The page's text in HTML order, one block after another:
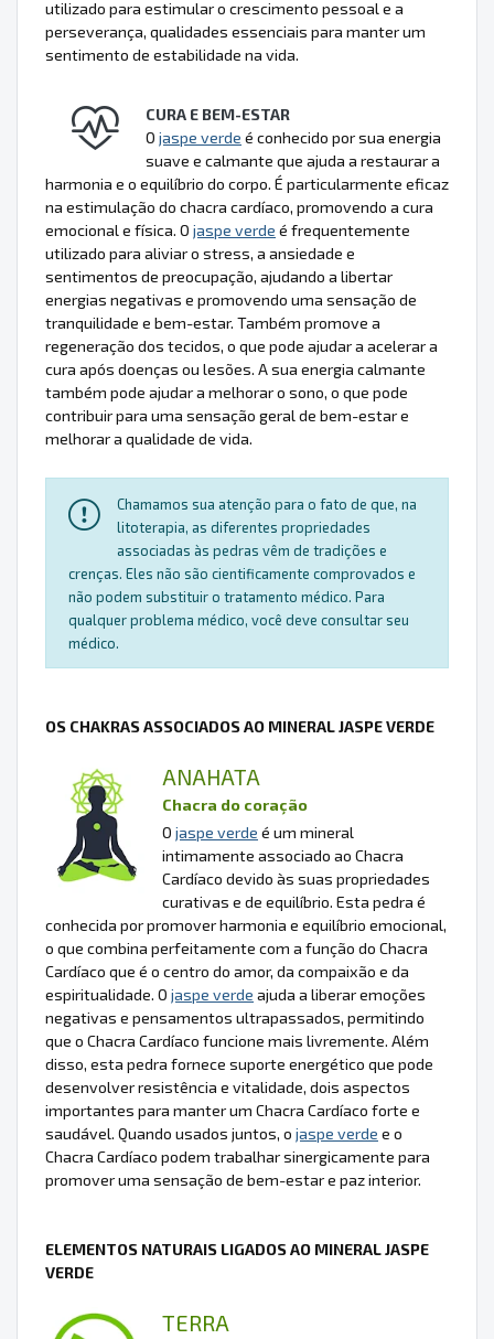
utilizado para estimular o crescimento pessoal e a
perseverança, qualidades essenciais para manter um
sentimento de estabilidade na vida.
CURA E BEM-ESTAR
O jaspe verde é conhecido por sua energia
suave e calmante que ajuda a restaurar a
harmonia e o equilíbrio do corpo. É particularmente eficaz
na estimulação do chacra cardíaco, promovendo a cura
emocional e física. O jaspe verde é frequentemente
utilizado para aliviar o stress, a ansiedade e
sentimentos de preocupação, ajudando a libertar
energias negativas e promovendo uma sensação de
tranquilidade e bem-estar. Também promove a
regeneração dos tecidos, o que pode ajudar a acelerar a
cura após doenças ou lesões. A sua energia calmante
também pode ajudar a melhorar o sono, o que pode
contribuir para uma sensação geral de bem-estar e
melhorar a qualidade de vida.
Chamamos sua atenção para o fato de que, na
litoterapia, as diferentes propriedades
associadas às pedras vêm de tradições e
crenças. Eles não são cientificamente comprovados e
não podem substituir o tratamento médico. Para
qualquer problema médico, você deve consultar seu
médico.
OS CHAKRAS ASSOCIADOS AO MINERAL JASPE VERDE
ANAHATA
Chacra do coração
O jaspe verde é um mineral
intimamente associado ao Chacra
Cardíaco devido às suas propriedades
curativas e de equilíbrio. Esta pedra é
conhecida por promover harmonia e equilíbrio emocional,
o que combina perfeitamente com a função do Chacra
Cardíaco que é o centro do amor, da compaixão e da
espiritualidade. O jaspe verde ajuda a liberar emoções
negativas e pensamentos ultrapassados, permitindo
que o Chacra Cardíaco funcione mais livremente. Além
disso, esta pedra fornece suporte energético que pode
desenvolver resistência e vitalidade, dois aspectos
importantes para manter um Chacra Cardíaco forte e
saudável. Quando usados juntos, o jaspe verde e o
Chacra Cardíaco podem trabalhar sinergicamente para
promover uma sensação de bem-estar e paz interior.
ELEMENTOS NATURAIS LIGADOS AO MINERAL JASPE
VERDE
TERRA